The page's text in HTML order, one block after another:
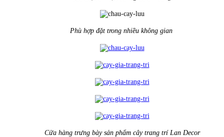
Phù hợp đặt trong nhiều không gian
Cửa hàng trưng bày sản phẩm cây trang trí Lan Decor